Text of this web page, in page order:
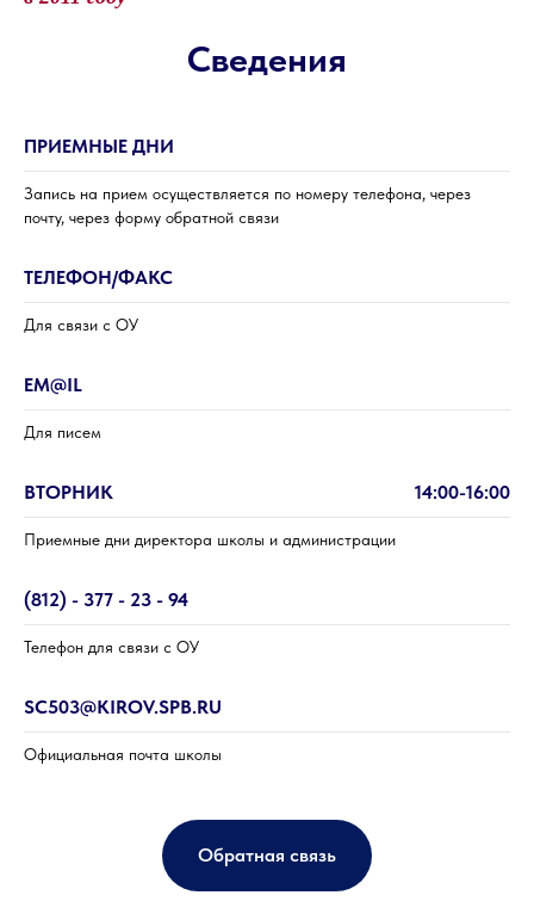
Сведения
ПРИЕМНЫЕ ДНИ
Запись на прием осуществляется по номеру телефона, через
почту, через форму обратной связи
ТЕЛЕФОН/ФАКС
Для связи с ОУ
EM@IL
Для писем
ВТОРНИК 14:00-16:00
Приемные дни директора школы и администрации
(812) - 377 - 23 - 94
Телефон для связи с ОУ
SC503@KIROV.SPB.RU
Официальная почта школы
Обратная связь